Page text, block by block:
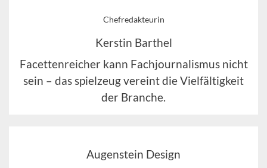
Chefredakteurin
Kerstin Barthel
Facettenreicher kann Fachjournalismus nicht
sein – das spielzeug vereint die Vielfältigkeit
der Branche.
Augenstein Design